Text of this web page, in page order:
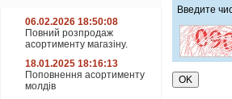
06.02.2026 18:50:08
Повний розпродаж
асортименту магазіну.
18.01.2025 18:16:13
Поповнення асортименту
молдів
Введите